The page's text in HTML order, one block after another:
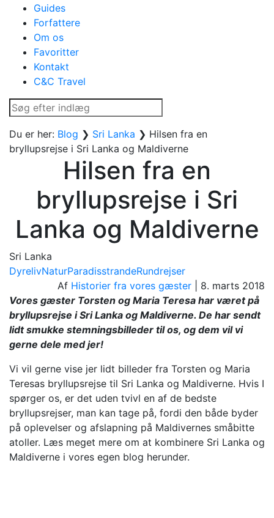
Guides
Forfattere
Om os
Favoritter
Kontakt
C&C Travel
Du er her: Blog ❯ Sri Lanka ❯ Hilsen fra en
bryllupsrejse i Sri Lanka og Maldiverne
Hilsen fra en
bryllupsrejse i Sri
Lanka og Maldiverne
Sri Lanka
DyrelivNaturParadisstrandeRundrejser
Af Historier fra vores gæster
8. marts 2018
Vores gæster Torsten og Maria Teresa har været på
bryllupsrejse i Sri Lanka og Maldiverne. De har sendt
lidt smukke stemningsbilleder til os, og dem vil vi
gerne dele med jer!
Vi vil gerne vise jer lidt billeder fra Torsten og Maria
Teresas bryllupsrejse til Sri Lanka og Maldiverne. Hvis I
spørger os, er det uden tvivl en af de bedste
bryllupsrejser, man kan tage på, fordi den både byder
på oplevelser og afslapning på Maldivernes småbitte
atoller. Læs meget mere om at kombinere Sri Lanka og
Maldiverne i vores egen blog herunder.